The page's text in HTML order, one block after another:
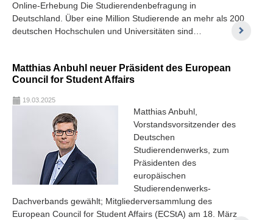
Online-Erhebung Die Studierendenbefragung in
Deutschland. Über eine Million Studierende an mehr als 200
deutschen Hochschulen und Universitäten sind…
Matthias Anbuhl neuer Präsident des European
Council for Student Affairs
19.03.2025
Matthias Anbuhl,
Vorstandsvorsitzender des
Deutschen
Studierendenwerks, zum
Präsidenten des
europäischen
Studierendenwerks-
Dachverbands gewählt; Mitgliederversammlung des
European Council for Student Affairs (ECStA) am 18. März